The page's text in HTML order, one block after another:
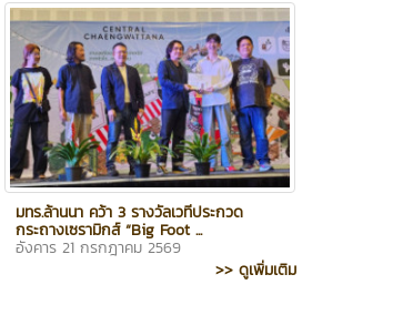
มทร.ล้านนา คว้า 3 รางวัลเวทีประกวด
กระถางเซรามิกส์ “Big Foot ...
อังคาร 21 กรกฎาคม 2569
>> ดูเพิ่มเติม